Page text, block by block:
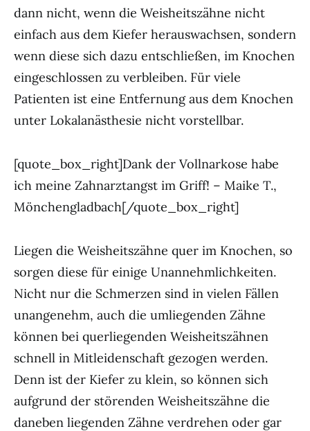
dann nicht, wenn die Weisheitszähne nicht
einfach aus dem Kiefer herauswachsen, sondern
wenn diese sich dazu entschließen, im Knochen
eingeschlossen zu verbleiben. Für viele
Patienten ist eine Entfernung aus dem Knochen
unter Lokalanästhesie nicht vorstellbar.
[quote_box_right]Dank der Vollnarkose habe
ich meine Zahnarztangst im Griff! – Maike T.,
Mönchengladbach[/quote_box_right]
Liegen die Weisheitszähne quer im Knochen, so
sorgen diese für einige Unannehmlichkeiten.
Nicht nur die Schmerzen sind in vielen Fällen
unangenehm, auch die umliegenden Zähne
können bei querliegenden Weisheitszähnen
schnell in Mitleidenschaft gezogen werden.
Denn ist der Kiefer zu klein, so können sich
aufgrund der störenden Weisheitszähne die
daneben liegenden Zähne verdrehen oder gar